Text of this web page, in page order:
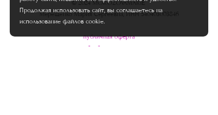
© 2024 MOROZOVAMARIE
Мерещенко Мария Сергеевна, ИНН 540403003846
публичная оферта
соглашение на обработку персональных данных
Продолжая использовать сайт, вы соглашаетесь на
использование файлов cookie.